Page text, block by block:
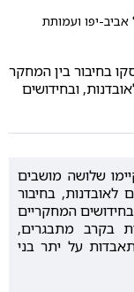
יפו ועמותת
בחיבור בין המחקר
ובחידושים
כדי למנוע 5״, התקיימו שלושה מושבים
לאובדנות, בחיבור
המחקריים
בקרב מתבגרים,
על יתר בני